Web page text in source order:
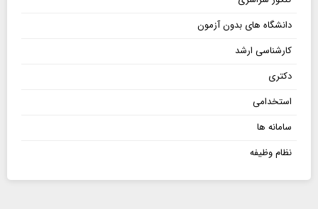
دانشگاه های بدون آزمون
کارشناسی ارشد
دکتری
استخدامی
سامانه ها
نظام وظیفه